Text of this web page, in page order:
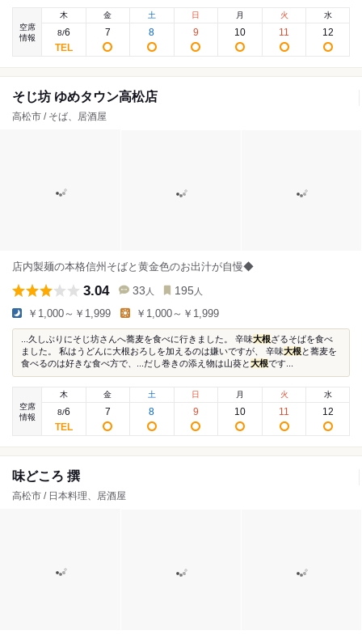
空席
情報
木
8/6
金
7
土
8
日
9
月
10
火
11
水
12
そじ坊 ゆめタウン高松店
高松市 / そば、居酒屋
店内製麺の本格信州そばと黄金色のお出汁が自慢◆
3.04 33 人 195 人
￥1,000～￥1,999 ￥1,000～￥1,999
...久しぶりにそじ坊さんへ蕎麦を食べに行きました。 辛味大根ざるそばを食べ
ました。 私はうどんに大根おろしを加えるのは嫌いですが、 辛味大根と蕎麦を
食べるのは好きな食べ方で、...だし巻きの添え物は山葵と大根です...
空席
情報
木
8/6
金
7
土
8
日
9
月
10
火
11
水
12
味どころ 撰
高松市 / 日本料理、居酒屋